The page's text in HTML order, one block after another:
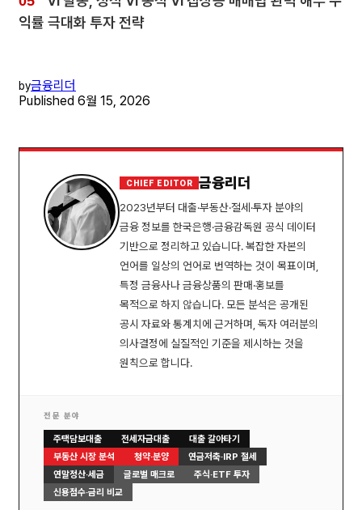
익률 극대화 투자 전략
by금융리더
Published 6월 15, 2026
CHIEF EDITOR 금융리더
2023년부터 대출·부동산·절세·투자 분야의
금융 정보를 한국은행·금융감독원 공식 데이터
기반으로 정리하고 있습니다. 복잡한 자본의
언어를 일상의 언어로 번역하는 것이 목표이며,
특정 금융사나 금융상품의 판매·홍보를
목적으로 하지 않습니다. 모든 분석은 공개된
공시 자료와 통계치에 근거하며, 독자 여러분의
의사결정에 실질적인 기준을 제시하는 것을
원칙으로 합니다.
전문 분야
주택담보대출 전세자금대출
대출 갈아타기
부동산 시장 분석
청약·분양
연금저축·IRP 절세
연말정산·세금
글로벌 매크로
주식·ETF 투자
신용점수·금리 비교